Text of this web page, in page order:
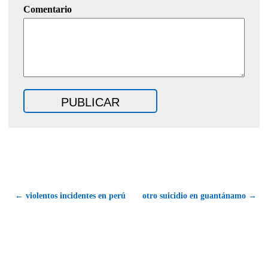
Comentario
← violentos incidentes en perú otro suicidio en guantánamo →